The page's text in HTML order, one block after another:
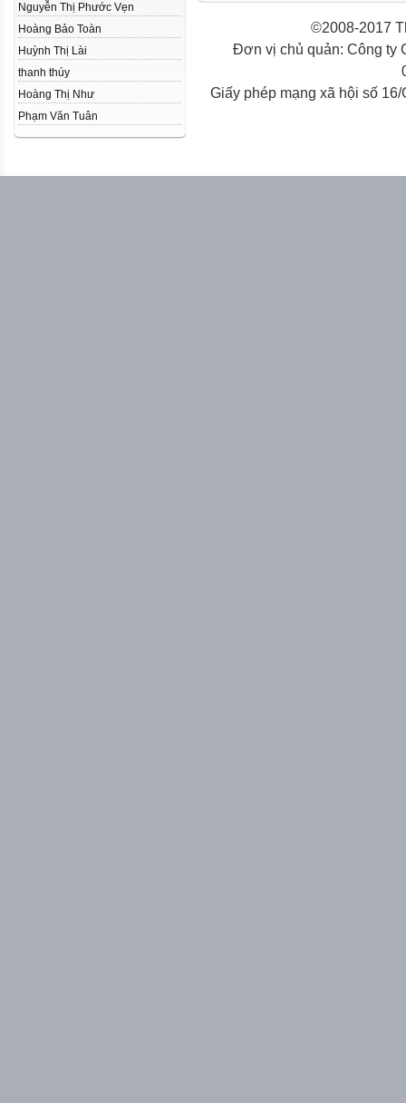
Nguyễn Thị Phước Vẹn
Hoàng Bảo Toàn
Huỳnh Thị Lài
thanh thúy
Hoàng Thị Như
Phạm Văn Tuân
©2008-2017
Đơn vị chủ quản: Công ty
Giấy phép mạng xã hội số